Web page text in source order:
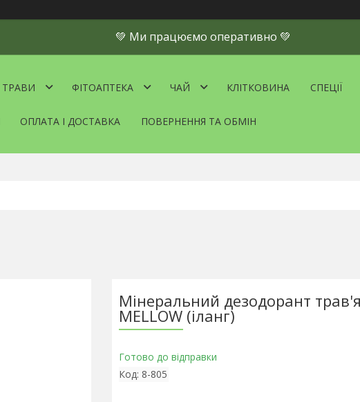
💚 Ми працюємо оперативно 💚
ТРАВИ ФІТОАПТЕКА ЧАЙ КЛІТКОВИНА СПЕЦІЇ
ОПЛАТА І ДОСТАВКА ПОВЕРНЕННЯ ТА ОБМІН
Мінеральний дезодорант
MELLOW (іланг)
Готово до відправки
Код: 8-805